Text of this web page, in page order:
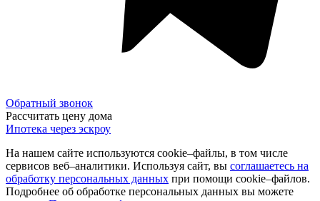
Обратный звонок
Рассчитать цену дома
Ипотека через эскроу
На нашем сайте используются cookie–файлы, в том числе
сервисов веб–аналитики. Используя сайт, вы соглашаетесь на
обработку персональных данных при помощи cookie–файлов.
Подробнее об обработке персональных данных вы можете